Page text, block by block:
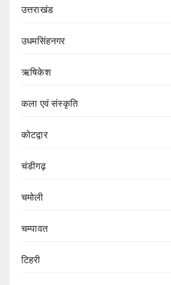
उत्तराखंड
उधमसिंहनगर
ऋषिकेश
कला एवं संस्कृति
कोटद्वार
चंडीगढ़
चमोली
चम्पावत
टिहरी